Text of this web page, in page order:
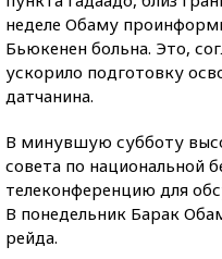
неделе Обаму
Бьюкенен больна. Это,
ускорило подготовку
датчанина.
В минувшую субботу
совета по национальной
телеконференцию для
В понедельник Барак
рейда.